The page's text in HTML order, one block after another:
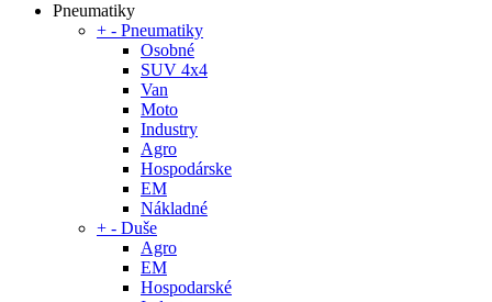
Pneumatiky
+ - Pneumatiky
Osobné
SUV 4x4
Van
Moto
Industry
Agro
Hospodárske
EM
Nákladné
+ - Duše
Agro
EM
Hospodarské